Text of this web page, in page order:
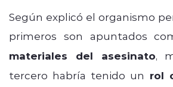
Según explicó el organismo
primeros son apuntados
materiales del asesinato,
tercero habría tenido un rol